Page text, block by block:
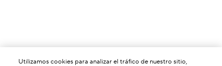
Utilizamos cookies para analizar el tráfico de nuestro sitio,